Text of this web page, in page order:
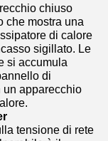
chiuso
che mostra una
di calore
sigillato. Le
si accumula
di
un apparecchio
tensione di rete